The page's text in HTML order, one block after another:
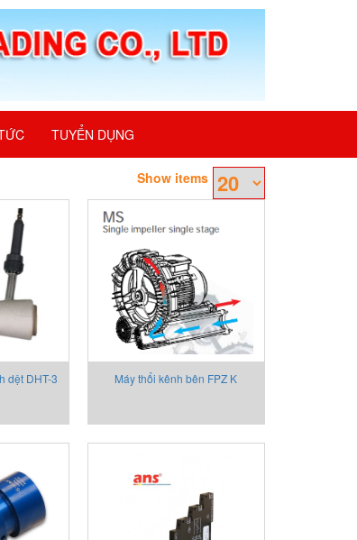
TUYỂN DỤNG
Show items
dệt DHT-3
Máy thổi kênh bên FPZ K
Execution MOR